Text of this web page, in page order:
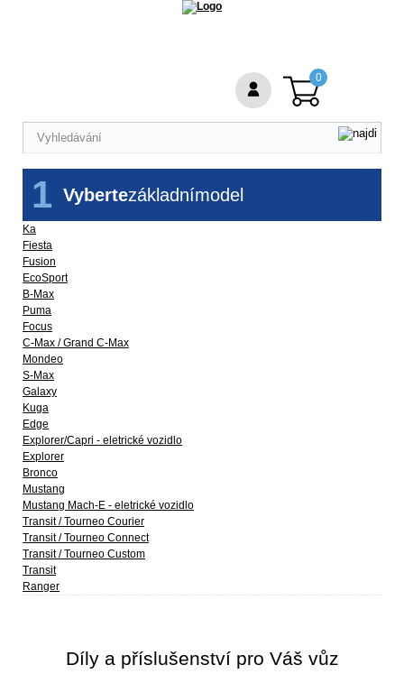
Vybertezákladnímodel
1
Ka
Fiesta
Fusion
EcoSport
B-Max
Puma
Focus
C-Max / Grand C-Max
Mondeo
S-Max
Galaxy
Kuga
Edge
Explorer/Capri - eletrické vozidlo
Explorer
Bronco
Mustang
Mustang Mach-E - eletrické vozidlo
Transit / Tourneo Courier
Transit / Tourneo Connect
Transit / Tourneo Custom
Transit
Ranger
Díly a příslušenství pro Váš vůz
0